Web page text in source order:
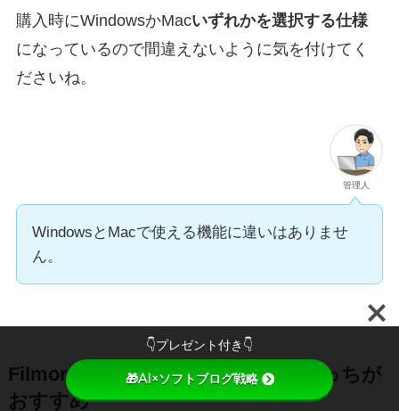
購入時にWindowsかMacいずれかを選択する仕様
になっているので間違えないように気を付けてく
ださいね。
管理人
WindowsとMacで使える機能に違いはありませ
ん。
Filmora買い切り版とサブスク版どっちが
おすすめ
👇プレゼント付き👇
🎁AI×ソフトブログ戦略